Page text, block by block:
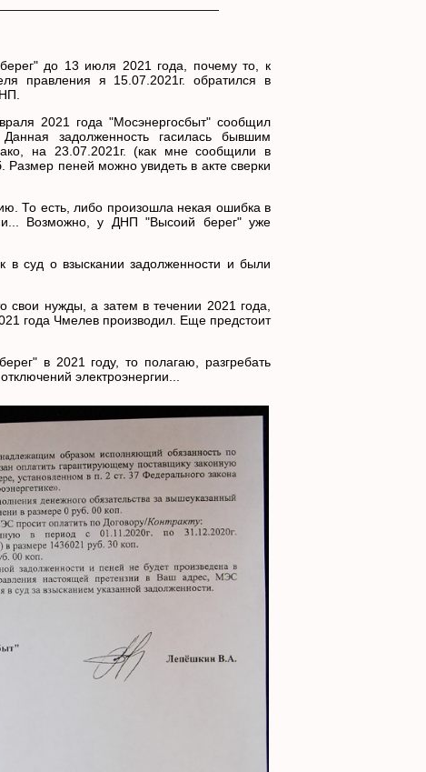
до 13 июля 2021 года, почему то, к
правления я 15.07.2021г. обратился в
2021 года "Мосэнергосбыт" сообщил
задолженность гасилась бывшим
на 23.07.2021г. (как мне сообщили в
пеней можно увидеть в акте сверки
То есть, либо произошла некая ошибка в
Возможно, у ДНП "Высоий берег" уже
в суд о взыскании задолженности и были
нужды, а затем в течении 2021 года,
года Чмелев производил. Еще предстоит
в 2021 году, то полагаю, разгребать
электроэнергии...